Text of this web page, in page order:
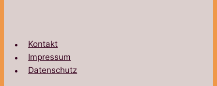
Kontakt
Impressum
Datenschutz